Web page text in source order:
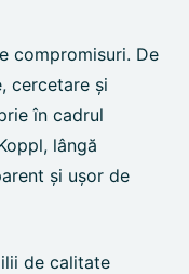
compromisuri. De
cercetare și
în cadrul
lângă
și ușor de
de calitate